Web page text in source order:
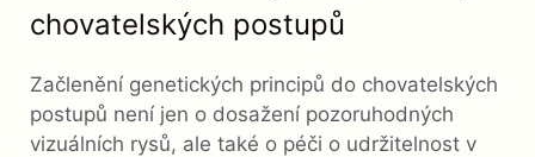
chovatelských postupů
Začlenění genetických principů do chovatelských
postupů není jen o dosažení pozoruhodných
vizuálních rysů, ale také o péči o udržitelnost v